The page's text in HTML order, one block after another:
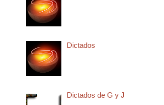
Dictados
Dictados de G y J